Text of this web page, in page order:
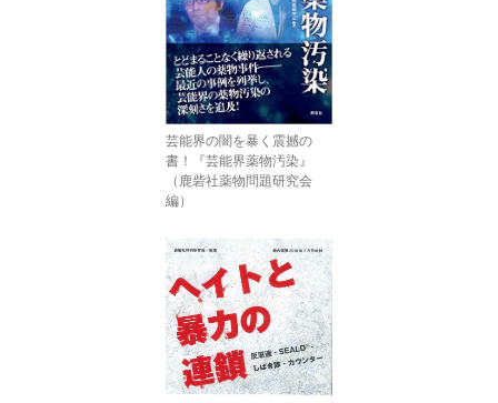
芸能界の闇を暴く震撼の
書！『芸能界薬物汚染』
（鹿砦社薬物問題研究会
編）